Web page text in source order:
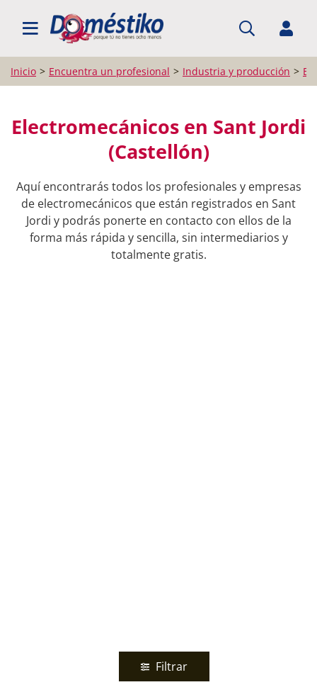
BUSCAR PROFESIONALES
Inicio Encuentra un profesional Industria y producción
Electromecánicos en Sant Jordi
(Castellón)
Aquí encontrarás todos los profesionales y empresas
de electromecánicos que están registrados en Sant
Jordi y podrás ponerte en contacto con ellos de la
forma más rápida y sencilla, sin intermediarios y
totalmente gratis.
Filtrar